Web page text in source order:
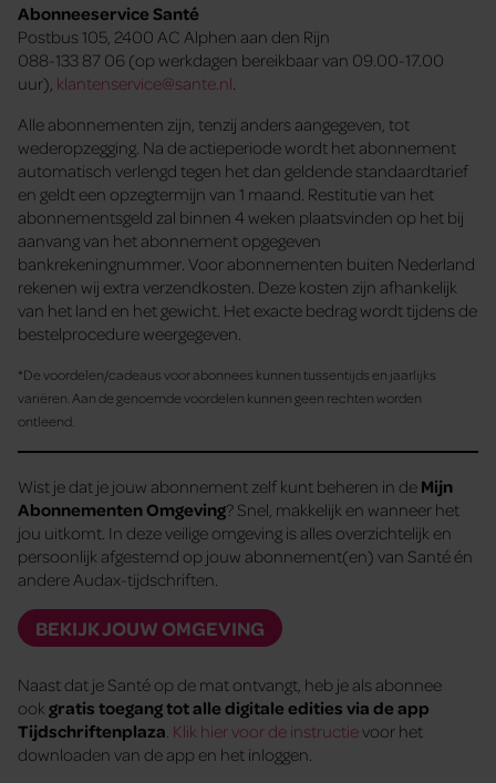
Abonneeservice Santé
Postbus 105, 2400 AC Alphen aan den Rijn
088-133 87 06 (op werkdagen bereikbaar van 09.00-17.00
uur), klantenservice@sante.nl
Alle abonnementen zijn, tenzij anders aangegeven, tot
wederopzegging. Na de actieperiode wordt het abonnement
automatisch verlengd tegen het dan geldende standaardtarief
en geldt een opzegtermijn van 1 maand. Restitutie van het
abonnementsgeld zal binnen 4 weken plaatsvinden op het bij
aanvang van het abonnement opgegeven
bankrekeningnummer. Voor abonnementen buiten Nederland
rekenen wij extra verzendkosten. Deze kosten zijn afhankelijk
van het land en het gewicht. Het exacte bedrag wordt tijdens de
bestelprocedure weergegeven.
*De voordelen/cadeaus voor abonnees kunnen tussentijds en jaarlijks
variëren. Aan de genoemde voordelen kunnen geen rechten worden
ontleend.
Wist je dat je jouw abonnement zelf kunt beheren in de Mijn
Abonnementen Omgeving? Snel, makkelijk en wanneer het
jou uitkomt. In deze veilige omgeving is alles overzichtelijk en
persoonlijk afgestemd op jouw abonnement(en) van Santé én
andere Audax-tijdschriften.
BEKIJK JOUW OMGEVING
Naast dat je Santé op de mat ontvangt, heb je als abonnee
ook gratis toegang tot alle digitale edities via de app
Tijdschriftenplaza Klik hier voor de instructievoor het
downloaden van de app en het inloggen.